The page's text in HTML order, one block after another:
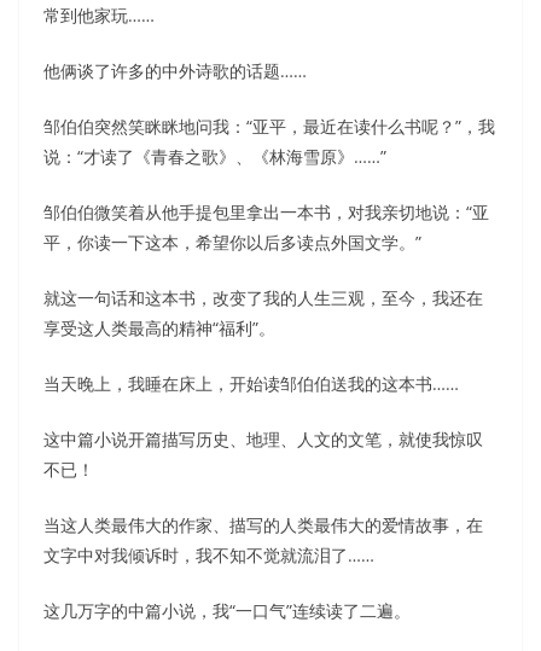
常到他家玩……
他俩谈了许多的中外诗歌的话题……
邹伯伯突然笑眯眯地问我：“亚平，最近在读什么书呢？”，我
说：“才读了《青春之歌》、《林海雪原》……”
邹伯伯微笑着从他手提包里拿出一本书，对我亲切地说：“亚
平，你读一下这本，希望你以后多读点外国文学。”
就这一句话和这本书，改变了我的人生三观，至今，我还在
享受这人类最高的精神“福利”。
当天晚上，我睡在床上，开始读邹伯伯送我的这本书……
这中篇小说开篇描写历史、地理、人文的文笔，就使我惊叹
不已！
当这人类最伟大的作家、描写的人类最伟大的爱情故事，在
文字中对我倾诉时，我不知不觉就流泪了……
这几万字的中篇小说，我“一口气”连续读了二遍。